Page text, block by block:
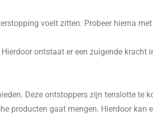
voelt zitten. Probeer hierna
ontstaat er een zuigende kracht
Deze ontstoppers zijn tenslotte te
producten gaat mengen. Hierdoor kan